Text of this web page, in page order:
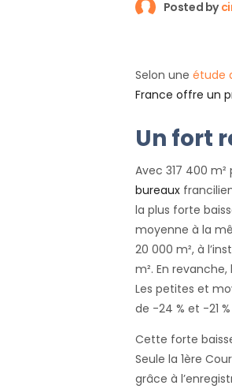
Posted by
Selon une étude
France offre un
Un fort
Avec 317 400
bureaux
la plus forte
moyenne à la
20 000 m², à
m². En
Les petites et
de -24 % et -21
Cette forte
Seule la 1ère
grâce à